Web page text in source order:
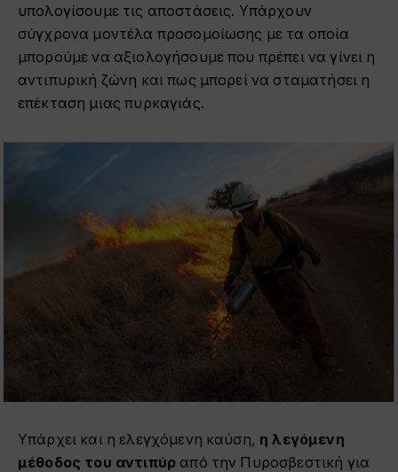
υπολογίσουμε τις αποστάσεις. Υπάρχουν
σύγχρονα μοντέλα προσομοίωσης με τα οποία
μπορούμε να αξιολογήσουμε που πρέπει να γίνει η
αντιπυρική ζώνη και πως μπορεί να σταματήσει η
επέκταση μιας πυρκαγιάς.
Υπάρχει και η ελεγχόμενη καύση, η λεγόμενη
μέθοδος του αντιπύρ από την Πυροσβεστική για